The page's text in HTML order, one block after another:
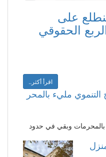
على
الحقوقي
اقرأ أكثر..
مليء بالمحر
وبقي في حدود